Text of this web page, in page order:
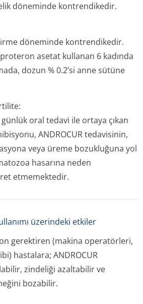
döneminde kontrendikedir.
döneminde kontrendikedir.
asetat kullanan 6 kadında
dozun % 0.2’si anne sütüne
günlük oral tedavi ile ortaya çıkan
ANDROCUR tedavisinin,
veya üreme bozukluğuna yol
hasarına neden
etmemektedir.
üzerindeki etkiler
gerektiren (makina operatörleri,
hastalara; ANDROCUR
zindeliği azaltabilir ve
bozabilir.